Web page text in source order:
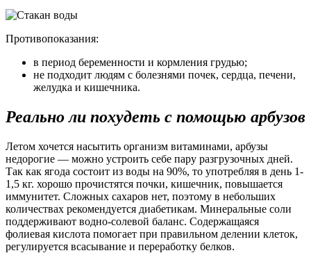
Противопоказания:
в период беременности и кормления грудью;
не подходит людям с болезнями почек, сердца, печени,
желудка и кишечника.
Реально ли похудеть с помощью арбузов
Летом хочется насытить организм витаминами, арбузы
недорогие — можно устроить себе пару разгрузочных дней.
Так как ягода состоит из воды на 90%, то употребляя в день 1-
1,5 кг. хорошо прочистятся почки, кишечник, повышается
иммунитет. Сложных сахаров нет, поэтому в небольших
количествах рекомендуется диабетикам. Минеральные соли
поддерживают водно-солевой баланс. Содержащаяся
фолиевая кислота помогает при правильном делении клеток,
регулируется всасывание и переработку белков.